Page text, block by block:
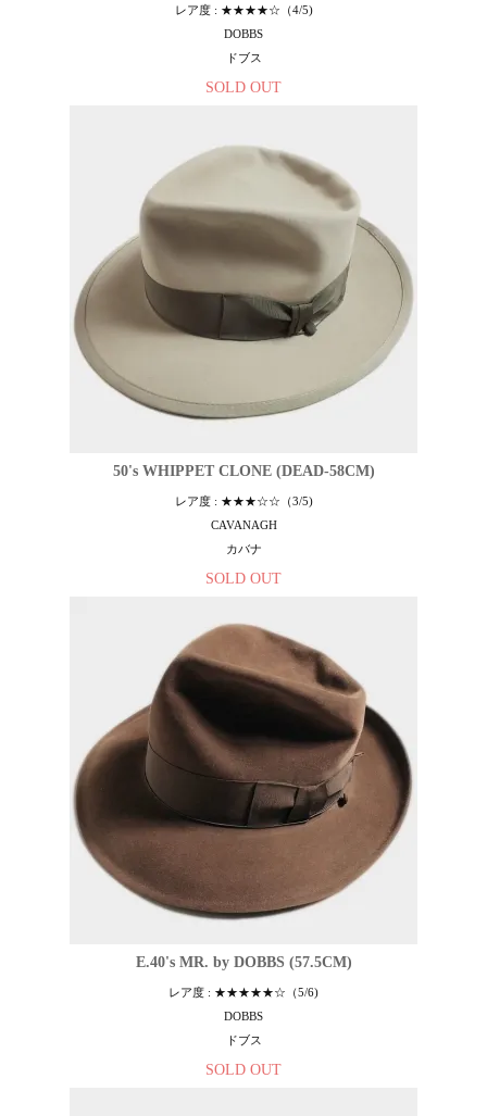
レア度 : ★★★★☆（4/5)
DOBBS
ドブス
SOLD OUT
50's WHIPPET CLONE (DEAD-58CM)
レア度 : ★★★☆☆（3/5)
CAVANAGH
カバナ
SOLD OUT
E.40's MR. by DOBBS (57.5CM)
レア度 : ★★★★★☆（5/6)
DOBBS
ドブス
SOLD OUT